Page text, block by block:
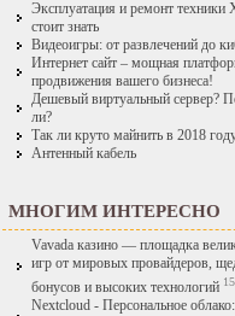
Эксплуатация и ремонт техники
стоит знать
Видеоигры: от развлечений до
Интернет сайт – мощная
продвижения вашего бизнеса!
Дешевый виртуальный сервер?
ли?
Так ли круто майнить в 2018
Антенный кабель
МНОГИМ ИНТЕРЕСНО
Vavada казино — площадка
игр от мировых провайдеров,
бонусов и высоких технологий
Nextcloud - Персональное